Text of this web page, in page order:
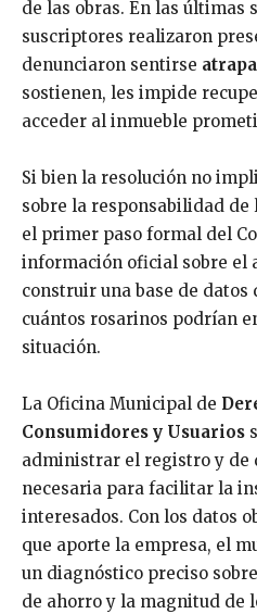
de las obras. En las últimas
suscriptores realizaron
denunciaron sentirse
sostienen, les impide
acceder al inmueble
Si bien la resolución no
sobre la responsabilidad
el primer paso formal del
información oficial sobre el
construir una base de
cuántos rosarinos podrían
situación.
La Oficina Municipal de
Consumidores y Usuarios
administrar el registro y de
necesaria para facilitar la
interesados. Con los datos
que aporte la empresa, el
un diagnóstico preciso
de ahorro y la magnitud de